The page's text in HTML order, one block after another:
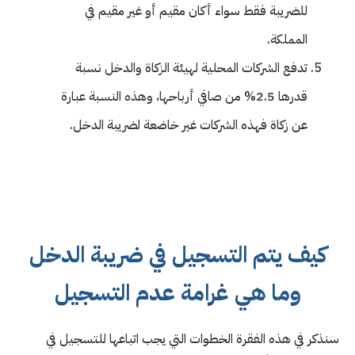
للضريبة فقط سواء أكان مقيم أو غير مقيم في
المملكة.
تدفع الشركات المحلية لهيئة الزكاة والدخل نسبة
قدرها 2.5% من صافي أرباحها، وهذه النسبة عبارة
عن زكاة فهذه الشركات غير خاضعة لضريبة الدخل.
كيف يتم التسجيل في ضريبة الدخل
وما هي غرامة عدم التسجيل
سنذكر في هذه الفقرة الخطوات التي يجب اتباعها للتسجيل في